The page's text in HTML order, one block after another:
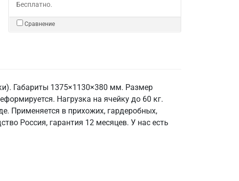
Бесплатно.
Сравнение
Габариты 1375×1130×380 мм. Размер
Нагрузка на ячейку до 60 кг.
Применяется в прихожих, гардеробных,
Россия, гарантия 12 месяцев. У нас есть